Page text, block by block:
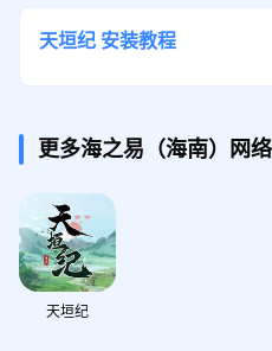
天垣纪 安装教程
更多海之易（海南）网
天垣纪